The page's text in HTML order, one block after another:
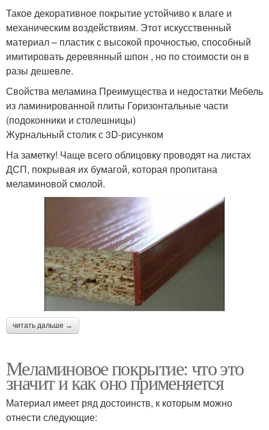
Такое декоративное покрытие устойчиво к влаге и
механическим воздействиям. Этот искусственный
материал – пластик с высокой прочностью, способный
имитировать деревянный шпон , но по стоимости он в
разы дешевле.
Свойства меламина Преимущества и недостатки Мебель
из ламинированной плиты Горизонтальные части
(подоконники и столешницы)
Журнальный столик с 3D-рисунком
На заметку! Чаще всего облицовку проводят на листах
ДСП, покрывая их бумагой, которая пропитана
меламиновой смолой.
читать дальше →
Меламиновое покрытие: что это
значит и как оно применяется
Материал имеет ряд достоинств, к которым можно
отнести следующие: